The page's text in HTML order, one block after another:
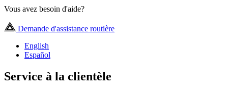
Vous avez besoin d'aide?
Demande d'assistance routière
English
Español
Service à la clientèle